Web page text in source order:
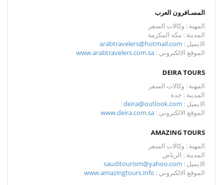
المسـافرون العرب
المهنة : وكالات السفر
المدينة : مكه المكرمة
الايميل : arabtravelers@hotmail.com
الموقع الالكتروني : www.arabtravelers.com.sa
DEIRA TOURS
المهنة : وكالات السفر
المدينة : جدة
الايميل : deira@outlook.com
الموقع الالكتروني : www.deira.com.sa
AMAZING TOURS
المهنة : وكالات السفر
المدينة : الرياض
الايميل : sauditourism@yahoo.com
الموقع الالكتروني : www.amazingtours.info